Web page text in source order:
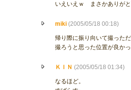
いえいえｗ まさかありがと
miki (2005/05/18 00:18)
帰り際に振り向いて撮った
撮ろうと思った位置が良か
ＫＩＮ (2005/05/18 01:34)
なるほど。